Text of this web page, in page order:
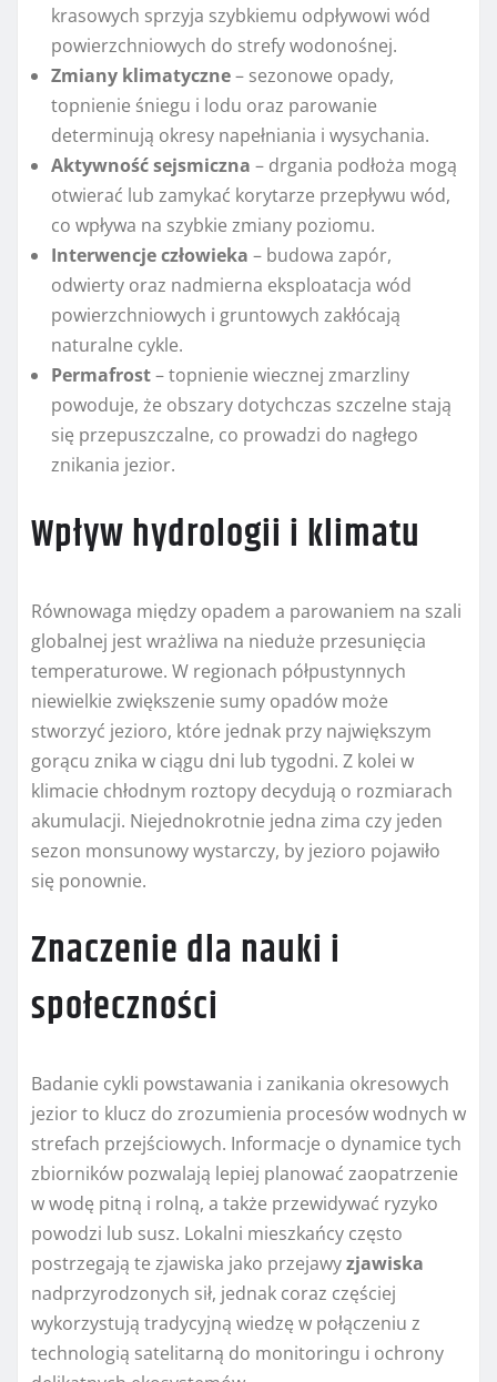
krasowych sprzyja szybkiemu odpływowi wód
powierzchniowych do strefy wodonośnej.
Zmiany klimatyczne– sezonowe opady,
topnienie śniegu i lodu oraz parowanie
determinują okresy napełniania i wysychania.
Aktywność sejsmiczna – drgania podłoża mogą
otwierać lub zamykać korytarze przepływu wód,
co wpływa na szybkie zmiany poziomu.
Interwencje człowieka – budowa zapór,
odwierty oraz nadmierna eksploatacja wód
powierzchniowych i gruntowych zakłócają
naturalne cykle.
Permafrost– topnienie wiecznej zmarzliny
powoduje, że obszary dotychczas szczelne stają
się przepuszczalne, co prowadzi do nagłego
znikania jezior.
Wpływ hydrologii i klimatu
Równowaga między opadem a parowaniem na szali
globalnej jest wrażliwa na nieduże przesunięcia
temperaturowe. W regionach półpustynnych
niewielkie zwiększenie sumy opadów może
stworzyć jezioro, które jednak przy największym
gorącu znika w ciągu dni lub tygodni. Z kolei w
klimacie chłodnym roztopy decydują o rozmiarach
akumulacji. Niejednokrotnie jedna zima czy jeden
sezon monsunowy wystarczy, by jezioro pojawiło
się ponownie.
Znaczenie dla nauki i
społeczności
Badanie cykli powstawania i zanikania okresowych
jezior to klucz do zrozumienia procesów wodnych w
strefach przejściowych. Informacje o dynamice tych
zbiorników pozwalają lepiej planować zaopatrzenie
w wodę pitną i rolną, a także przewidywać ryzyko
powodzi lub susz. Lokalni mieszkańcy często
postrzegają te zjawiska jako przejawyzjawiska
nadprzyrodzonych sił, jednak coraz częściej
wykorzystują tradycyjną wiedzę w połączeniu z
technologią satelitarną do monitoringu i ochrony